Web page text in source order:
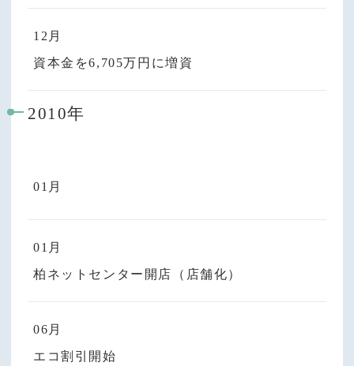
12月
資本金を6,705万円に増資
2010年
01月
01月
柏ネットセンター開店（店舗化）
06月
エコ割引開始